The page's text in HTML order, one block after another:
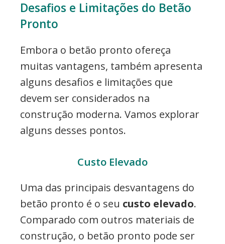
Desafios e Limitações do Betão
Pronto
Embora o betão pronto ofereça
muitas vantagens, também apresenta
alguns desafios e limitações que
devem ser considerados na
construção moderna. Vamos explorar
alguns desses pontos.
Custo Elevado
Uma das principais desvantagens do
betão pronto é o seu custo elevado.
Comparado com outros materiais de
construção, o betão pronto pode ser